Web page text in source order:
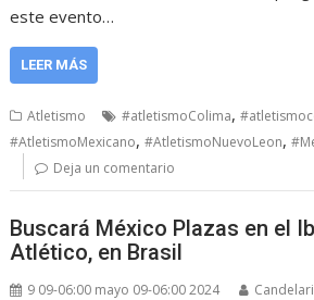
este evento…
LEER MÁS
Atletismo #atletismoColima,
#AtletismoMexicano,#AtletismoNuevoLeon,
Deja un comentario
Buscará México Plazas en el
Atlético, en Brasil
9 09-06:00 mayo 09-06:00 2024